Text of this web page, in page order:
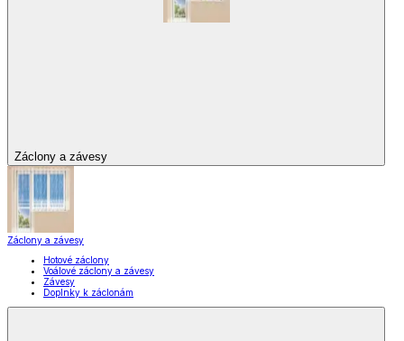
Záclony a závesy
Záclony a závesy
Hotové záclony
Voálové záclony a závesy
Závesy
Doplnky k záclonám